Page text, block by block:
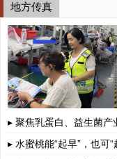
地方传真
▸ 聚焦乳蛋白、益生菌产
荟”呼和浩...
▸ 水蜜桃能“起早”，也可“